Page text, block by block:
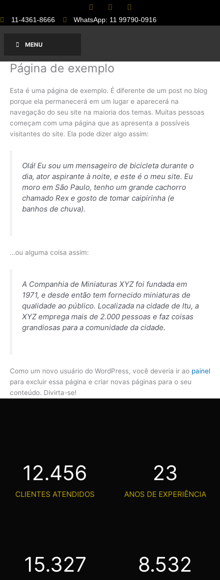
para
o
F
a
c
e
-
f
E
n
v
e
I
n
s
t
m
11-4361-8666 WhatsApp: 11 99790-0916
MENU
Página de exemplo
Esta é uma página de exemplo. É diferente de um post no blog
porque ela permanecerá em um lugar e aparecerá na
navegação do seu site na maioria dos temas. Muitas pessoas
começam com uma página que as apresenta a possíveis
visitantes do site. Ela pode dizer algo assim:
Olá! Eu sou um mensageiro de bicicleta durante o
dia, ator aspirante à noite, e este é o meu site. Eu
moro em São Paulo, tenho um grande cachorro
chamado Rex e gosto de tomar caipirinha (e
banhos de chuva).
…ou alguma coisa assim:
A Companhia de Miniaturas XYZ foi fundada em
1971, e desde então tem fornecido miniaturas de
qualidade ao público. Localizada na cidade de Itu, a
XYZ emprega mais de 2.000 pessoas e faz coisas
grandiosas para a comunidade da cidade.
Como um novo usuário do WordPress, você deveria ir ao painel
para excluir essa página e criar novas páginas para o seu
conteúdo. Divirta-se!
12.456
CLIENTES ATENDIDOS
23
ANOS DE EXPERIÊNCIA
15.327 8.532